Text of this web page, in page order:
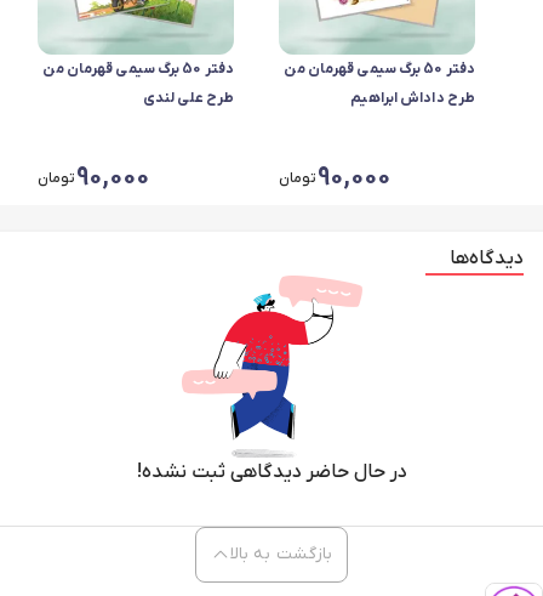
دفتر 50 برگ سیمی قهرمان من
طرح داداش ابراهیم
90,000تومان
دفتر 50 برگ سیمی قهرمان من
طرح علی لندی
90,000تومان
دیدگاه‌ها
در حال حاضر دیدگاهی ثبت نشده!
بازگشت به بالا